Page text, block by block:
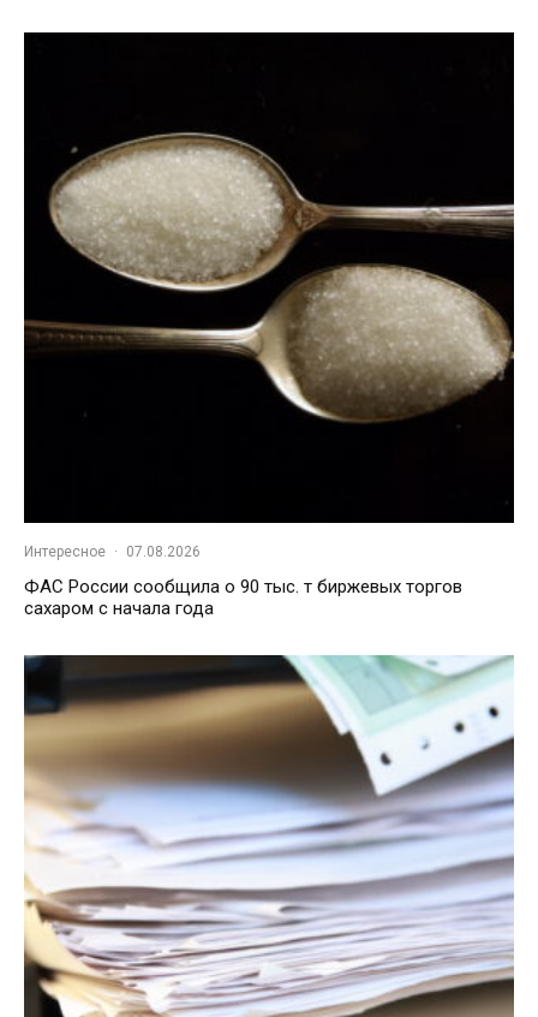
Интересное · 07.08.2026
ФАС России сообщила о 90 тыс. т биржевых торгов
сахаром с начала года